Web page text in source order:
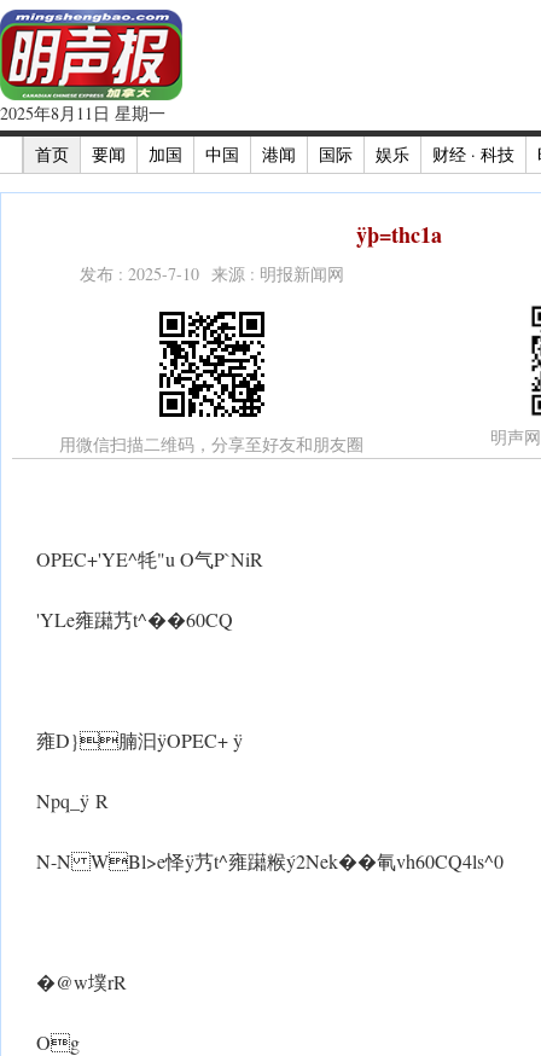
2025年8月11日 星期一
首页
要闻 加国 中国 港闻 国际 娱乐 财经 · 科技
ÿþ=thc1a
发布 : 2025-7-10 来源 : 明报新闻网
用微信扫描二维码，分享至好友和朋友圈 明声
OPEC+'YE^牦"u O气P`NiR
'YLe雍躤艿t^��60CQ
雍D}腩汩ÿOPEC+ ÿ
Npq_ ÿ R
N-N WBl>e怿 ÿ艿t^雍躤糇ý2Nek��氠vh60CQ4ls^0
�@w墣rR
Og